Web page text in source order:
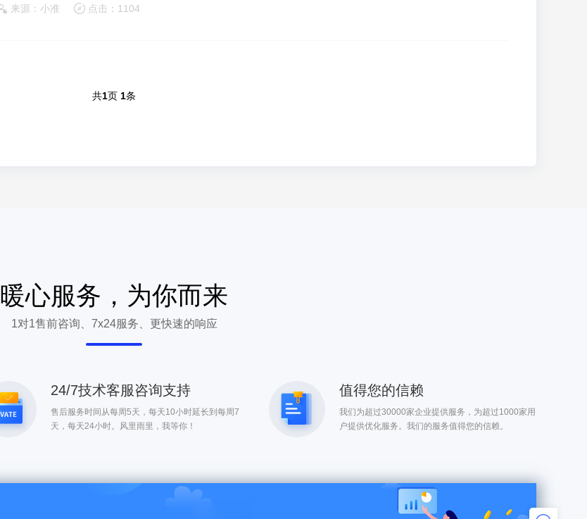
来源：小准 点击：1104
共1页 1条
暖心服务，为你而来
1对1售前咨询、7x24服务、更快速的响应
24/7技术客服咨询支持
售后服务时间从每周5天，每天10小时延长到每周7
天，每天24小时。风里雨里，我等你！
值得您的信赖
我们为超过30000家企业提供服务，为超过1000家用
户提供优化服务。我们的服务值得您的信赖。